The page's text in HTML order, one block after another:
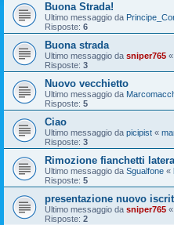
Buona Strada!
Ultimo messaggio da
Risposte: 6
Buona strada
Ultimo messaggio da sniper765 «
Risposte: 3
Nuovo vecchietto
Ultimo messaggio da
Risposte: 5
Ciao
Ultimo messaggio da picipist «
Risposte: 3
Rimozione fianchetti
Ultimo messaggio da Sgualfone «
Risposte: 5
presentazione nuovo
Ultimo messaggio da sniper765 «
Risposte: 2